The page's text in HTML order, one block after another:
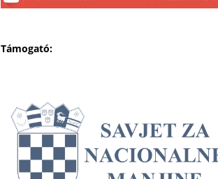
Támogató: